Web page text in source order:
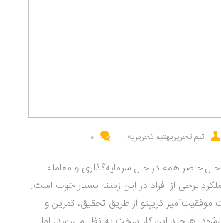
تیم تحریریهتیم تحریریه 0
حاضر همه در حال سرمایه‌گذاری و معامله
برخی از افراد در این زمینه بسیار خوب است.
موفقیت‌آمیز کریپتو از طریق تحقیق، تمرین و